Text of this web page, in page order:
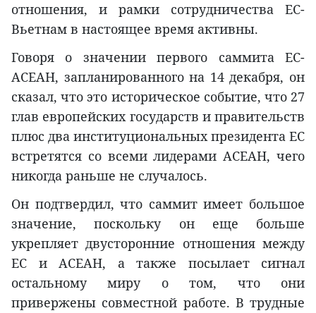
отношения, и рамки сотрудничества ЕС-
Вьетнам в настоящее время активны.
Говоря о значении первого саммита ЕС-
АСЕАН, запланированного на 14 декабря, он
сказал, что это историческое событие, что 27
глав европейских государств и правительств
плюс два институциональных президента ЕС
встретятся со всеми лидерами АСЕАН, чего
никогда раньше не случалось.
Он подтвердил, что саммит имеет большое
значение, поскольку он еще больше
укрепляет двусторонние отношения между
ЕС и АСЕАН, а также посылает сигнал
остальному миру о том, что они
привержены совместной работе. В трудные